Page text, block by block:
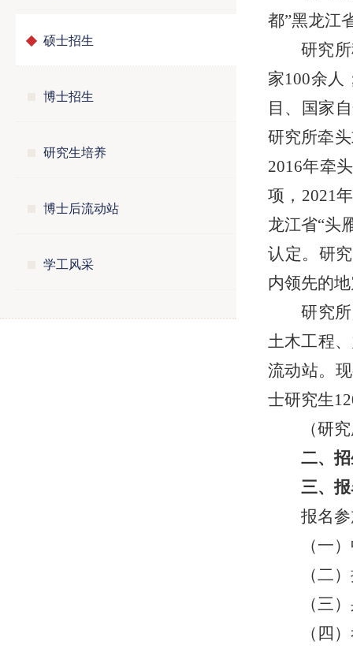
硕士招生
博士招生
研究生培养
博士后流动站
学工风采
都”黑龙江
研究
家100余人
目、国家
研究所牵
2016年牵
项，2021
龙江省“头
认定。研
内领先的
研究
土木工程
流动站。
士研究生
（研
二、
三、
报名
（一
（二
（三
（四